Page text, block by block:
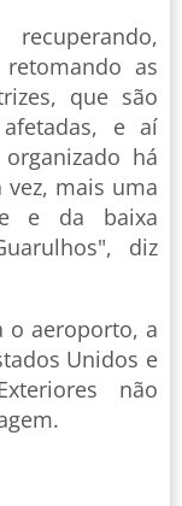
as
que são
e aí
há
mais uma
e da baixa
diz
o aeroporto, a
Unidos e
não